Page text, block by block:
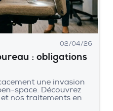
02/04/26
: obligations
une invasion
space. Découvrez
nos traitements en